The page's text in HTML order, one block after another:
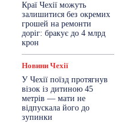
Краї Чехії можуть
залишитися без окремих
грошей на ремонти
доріг: бракує до 4 млрд
крон
Новини Чехії
У Чехії поїзд протягнув
візок із дитиною 45
метрів — мати не
відпускала його до
зупинки